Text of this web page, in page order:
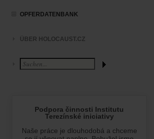
OPFERDATENBANK
ÜBER HOLOCAUST.CZ